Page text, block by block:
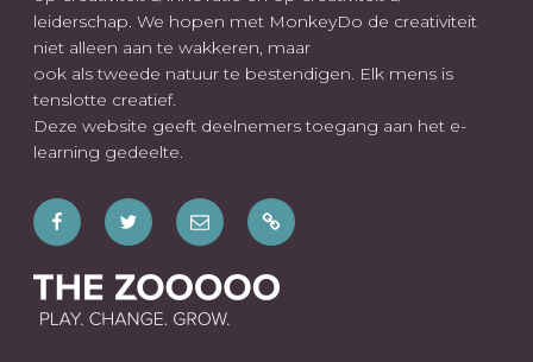
leiderschap. We hopen met MonkeyDo de creativiteit
niet alleen aan te wakkeren, maar
ook als tweede natuur te bestendigen. Elk mens is
tenslotte creatief.
Deze website geeft deelnemers toegang aan het e-
learning gedeelte.
FacebookTwitter E-
mail
Wees
ook
welkom
op: